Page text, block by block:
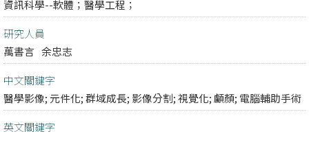
資訊科學--軟體； 醫學工程；
研究人員
萬書言 余忠志
中文關鍵字
醫學影像; 元件化; 群域成長; 影像分割; 視覺化; 顱顏; 電腦輔助手術
英文關鍵字